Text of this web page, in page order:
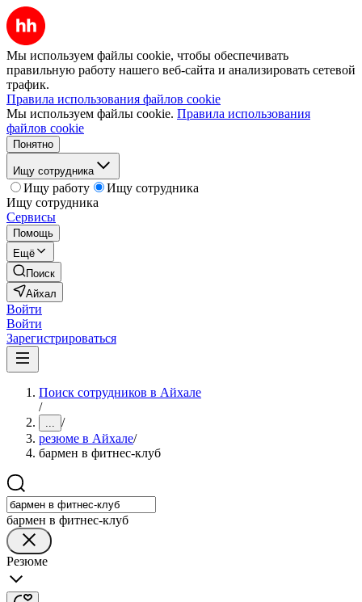
Мы используем файлы cookie, чтобы обеспечивать
правильную работу нашего веб-сайта и анализировать сетевой
трафик.
Правила использования файлов cookie
Мы используем файлы cookie. Правила использования
файлов cookie
Понятно
Ищу сотрудника
Ищу работу
Ищу сотрудника
Ищу сотрудника
Сервисы
Помощь
Ещё
Поиск
Айхал
Войти
Войти
Зарегистрироваться
Поиск сотрудников в Айхале
/
... /
резюме в Айхале/
бармен в фитнес-клуб
бармен в фитнес-клуб
Резюме